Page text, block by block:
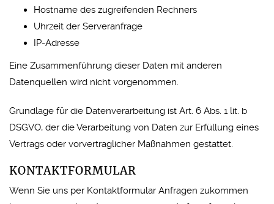
Hostname des zugreifenden Rechners
Uhrzeit der Serveranfrage
IP-Adresse
Eine Zusammenführung dieser Daten mit anderen
Datenquellen wird nicht vorgenommen.
Grundlage für die Datenverarbeitung ist Art. 6 Abs. 1 lit. b
DSGVO, der die Verarbeitung von Daten zur Erfüllung eines
Vertrags oder vorvertraglicher Maßnahmen gestattet.
KONTAKTFORMULAR
Wenn Sie uns per Kontaktformular Anfragen zukommen